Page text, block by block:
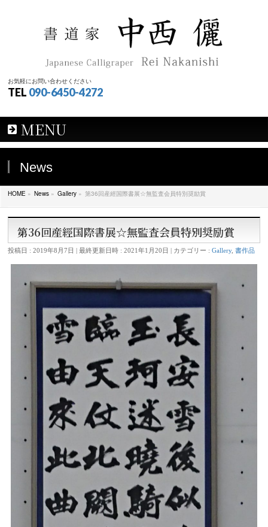
お気軽にお問い合わせください
TEL 090-6450-4272
MENU
News
HOME » News » Gallery » 第36回産經国際書展☆無監査会員特別奨励賞
第36回産經国際書展☆無監査会員特別奨励賞
投稿日 : 2019年8月7日 最終更新日時 : 2021年1月20日 カテゴリー :Gallery,書作品